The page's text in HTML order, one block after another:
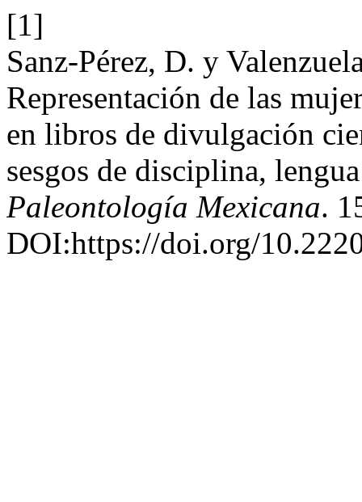
[1]
Sanz-Pérez, D. y
Representación de las
en libros de divulgación
sesgos de disciplina,
Paleontología Mexicana.
DOI:https://doi.org/